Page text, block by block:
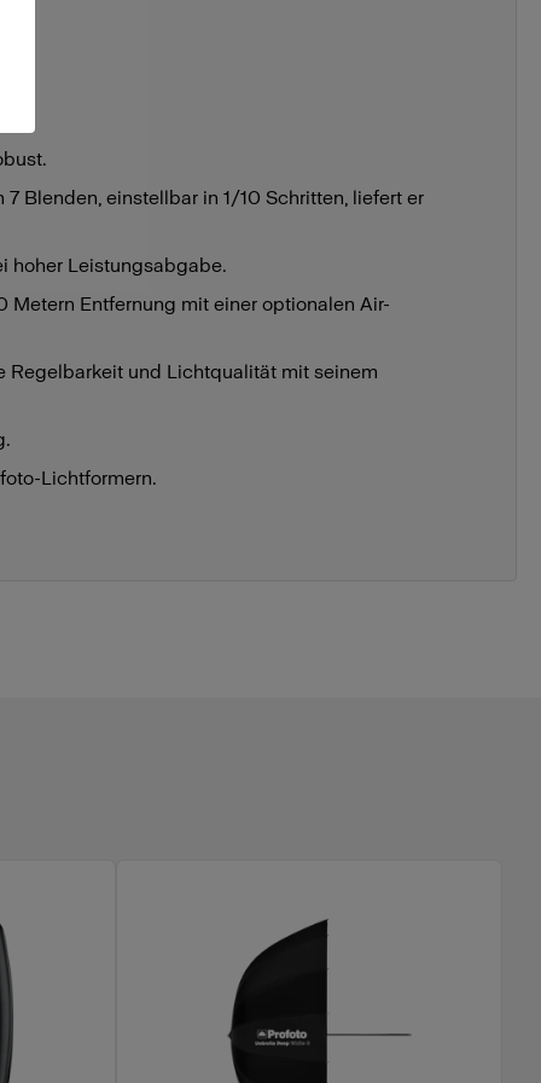
Blenden, einstellbar in 1/10 Schritten, liefert er
hoher Leistungsabgabe.
Metern Entfernung mit einer optionalen Air-
Regelbarkeit und Lichtqualität mit seinem
Lichtformern.